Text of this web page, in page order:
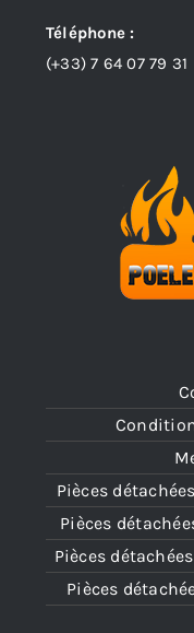
Pièces
Pièces
Pièces
Pièces
Téléphone :
(+33)7 64 07 79 31